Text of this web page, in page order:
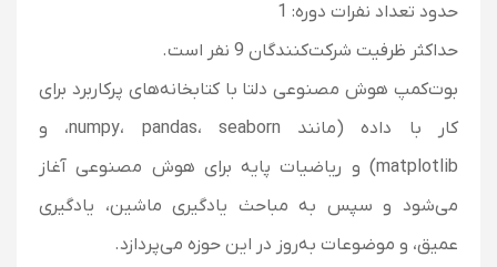
حدود تعداد نفرات دوره: 1
حداکثر ظرفیت شرکت‌کنندگان 9 نفر است.
بوت‌کمپ هوش مصنوعی دلتا با کتابخانه‌های پرکاربرد برای
کار با داده (مانند numpy، pandas، seaborn، و
matplotlib) و ریاضیات پایه برای هوش مصنوعی آغاز
می‌شود و سپس به مباحث یادگیری ماشین، یادگیری
عمیق، و موضوعات به‌روز در این حوزه می‌پردازد.